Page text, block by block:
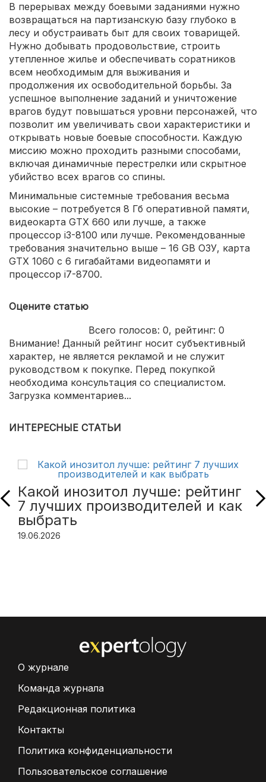
В перерывах между боевыми заданиями нужно
возвращаться на партизанскую базу глубоко в
лесу и обустраивать быт для своих товарищей.
Нужно добывать продовольствие, строить
утепленное жилье и обеспечивать соратников
всем необходимым для выживания и
продолжения их освободительной борьбы. За
успешное выполнение заданий и уничтожение
врагов будут повышаться уровни персонажей, что
позволит им увеличивать свои характеристики и
открывать новые боевые способности. Каждую
миссию можно проходить разными способами,
включая динамичные перестрелки или скрытное
убийство всех врагов со спины.
Минимальные системные требования весьма
высокие – потребуется 8 Гб оперативной памяти,
видеокарта GTX 660 или лучше, а также
процессор i3-8100 или лучше. Рекомендованные
требования значительно выше – 16 GB ОЗУ, карта
GTX 1060 с 6 гигабайтами видеопамяти и
процессор i7-8700.
Оцените статью
Всего голосов: 0, рейтинг: 0
Внимание! Данный рейтинг носит субъективный
характер, не является рекламой и не служит
руководством к покупке. Перед покупкой
необходима консультация со специалистом.
Загрузка комментариев...
ИНТЕРЕСНЫЕ СТАТЬИ
Какой инозитол лучше: рейтинг
7 лучших производителей и как
выбрать
19.06.2026
О журнале
Команда журнала
Редакционная политика
Контакты
Политика конфиденциальности
Пользовательское соглашение